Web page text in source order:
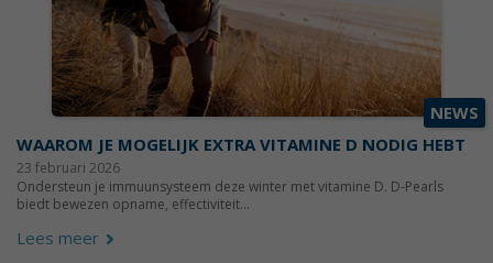
NEWS
WAAROM JE MOGELIJK EXTRA VITAMINE D NODIG HEBT
23 februari 2026
Ondersteun je immuunsysteem deze winter met vitamine D. D-Pearls
biedt bewezen opname, effectiviteit...
Lees meer